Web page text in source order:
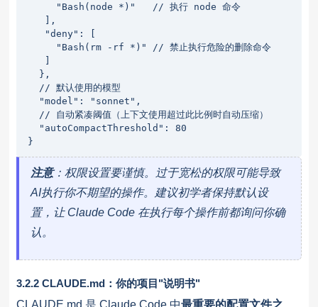
"Bash(node *)"   // 执行 node 命令
],
"deny": [
"Bash(rm -rf *)" // 禁止执行危险的删除命令
]
},
// 默认使用的模型
"model": "sonnet",
// 自动紧凑阈值（上下文使用超过此比例时自动压缩）
"autoCompactThreshold": 80
}
注意：权限设置要谨慎。过于宽松的权限可能导致
AI执行你不期望的操作。建议初学者保持默认设
置，让 Claude Code 在执行每个操作前都询问你确
认。
3.2.2 CLAUDE.md：你的项目"说明书"